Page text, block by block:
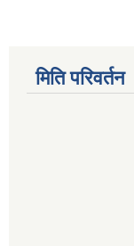
मिति परिवर्तन